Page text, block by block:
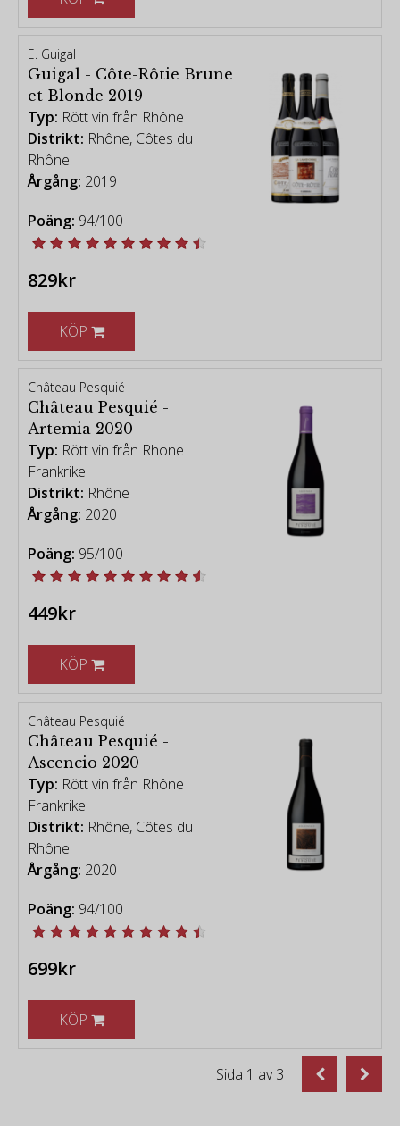
E. Guigal
Guigal - Côte-Rôtie Brune
et Blonde 2019
Typ: Rött vin från Rhône
Distrikt: Rhône, Côtes du
Rhône
Årgång: 2019
Poäng: 94/100
829kr
KÖP
Château Pesquié
Château Pesquié -
Artemia 2020
Typ: Rött vin från Rhone
Frankrike
Distrikt: Rhône
Årgång: 2020
Poäng: 95/100
449kr
KÖP
Château Pesquié
Château Pesquié -
Ascencio 2020
Typ: Rött vin från Rhône
Frankrike
Distrikt: Rhône, Côtes du
Rhône
Årgång: 2020
Poäng: 94/100
699kr
KÖP
Sida 1 av3